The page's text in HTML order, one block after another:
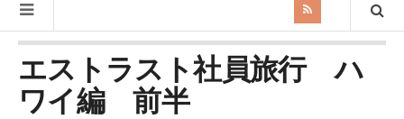
エストラスト社員旅行 ハ
ワイ編 前半